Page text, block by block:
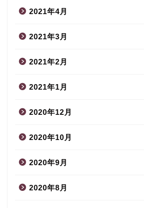
2021年4月
2021年3月
2021年2月
2021年1月
2020年12月
2020年10月
2020年9月
2020年8月